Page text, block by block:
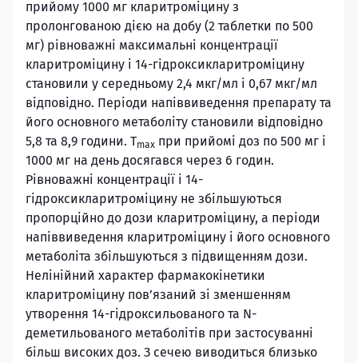
прийому 1000 мг кларитроміцину з
пролонгованою дією на добу (2 таблетки по 500
мг) рівноважні максимальні концентрації
кларитроміцину і 14-гідроксикларитроміцину
становили у середньому 2,4 мкг/мл і 0,67 мкг/мл
відповідно. Періоди напіввиведення препарату та
його основного метаболіту становили відповідно
5,8 та 8,9 години. Тmax при прийомі доз по 500 мг і
1000 мг на день досягався через 6 годин.
Рівноважні концентрації і 14-
гідроксикларитроміцину не збільшуються
пропорційно до дози кларитроміцину, а періоди
напіввиведення кларитроміцину і його основного
метаболіта збільшуються з підвищенням дози.
Нелінійний характер фармакокінетики
кларитроміцину пов’язаний зі зменшенням
утворення 14-гідроксильованого та N-
деметильованого метаболітів при застосуванні
більш високих доз. З сечею виводиться близько